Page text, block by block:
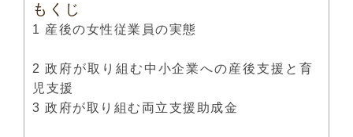
もくじ
1 産後の女性従業員の実態
2 政府が取り組む中小企業への産後支援と育
児支援
3 政府が取り組む両立支援助成金